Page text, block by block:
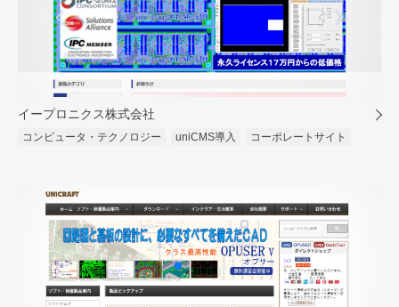
イープロニクス株式会社
コンピュータ・テクノロジー uniCMS導入 コーポレートサイト